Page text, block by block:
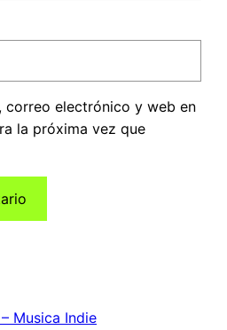
correo electrónico y web en
la próxima vez que
Musica Indie